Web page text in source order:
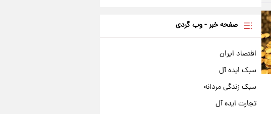
صفحه خبر - وب گردی
اقتصاد ایران
سبک ایده آل
سبک زندگی مردانه
تجارت ایده آل